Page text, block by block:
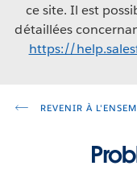
ce site. Il est
détaillées
https://
REVENIR À